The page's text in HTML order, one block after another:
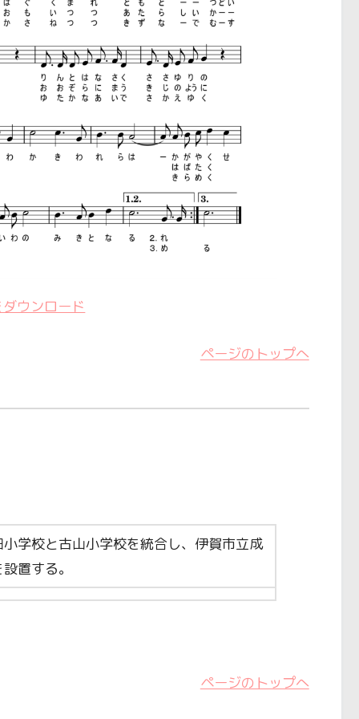
ウンロード
ページのトップへ
学校と古山小学校を統合し、伊賀市立成
置する。
ページのトップへ